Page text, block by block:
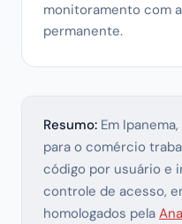
monitoramento com
permanente.
Resumo: Em
para o comércio
código por usuário e
controle de acesso,
homologados pela